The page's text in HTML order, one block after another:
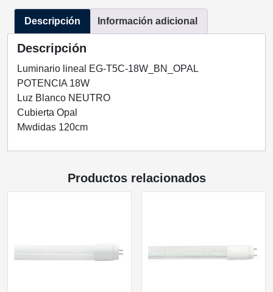
NEUTRA
CUBIERTA
OPAL
60CM
ENERGAIN
cantidad
Descripción Información adicional
Descripción
Luminario lineal EG-T5C-18W_BN_OPAL
POTENCIA 18W
Luz Blanco NEUTRO
Cubierta Opal
Mwdidas 120cm
Productos relacionados